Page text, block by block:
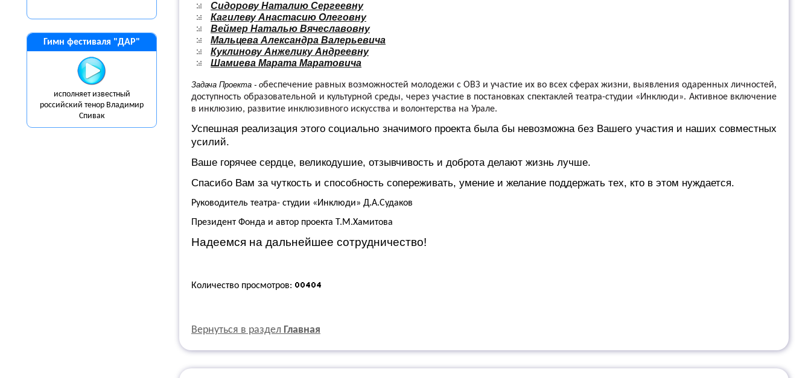
Гимн фестиваля "ДАР"
исполняет известный
российский тенор Владимир
Спивак
Сидорову Наталию Сергеевну
Кагилеву Анастасию Олеговну
Веймер Наталью Вячеславовну
Мальцева Александра Валерьевича
Куклинову Анжелику Андреевну
Шамиева Марата Маратовича
Задача Проекта - обеспечение равных возможностей молодежи с ОВЗ и участие их во всех сферах жизни, выявления одаренных личностей,
доступность образовательной и культурной среды, через участие в постановках спектаклей театра-студии «Инклюди». Активное включение
в инклюзию, развитие инклюзивного искусства и волонтерства на Урале.
Успешная реализация этого социально значимого проекта была бы невозможна без Вашего участия и наших совместных
усилий.
Ваше горячее сердце, великодушие, отзывчивость и доброта делают жизнь лучше.
Спасибо Вам за чуткость и способность сопереживать, умение и желание поддержать тех, кто в этом нуждается.
Руководитель театра- студии «Инклюди» Д.А.Судаков
Президент Фонда и автор проекта Т.М.Хамитова
Надеемся на дальнейшее сотрудничество!
Количество просмотров:
Вернуться в раздел Главная